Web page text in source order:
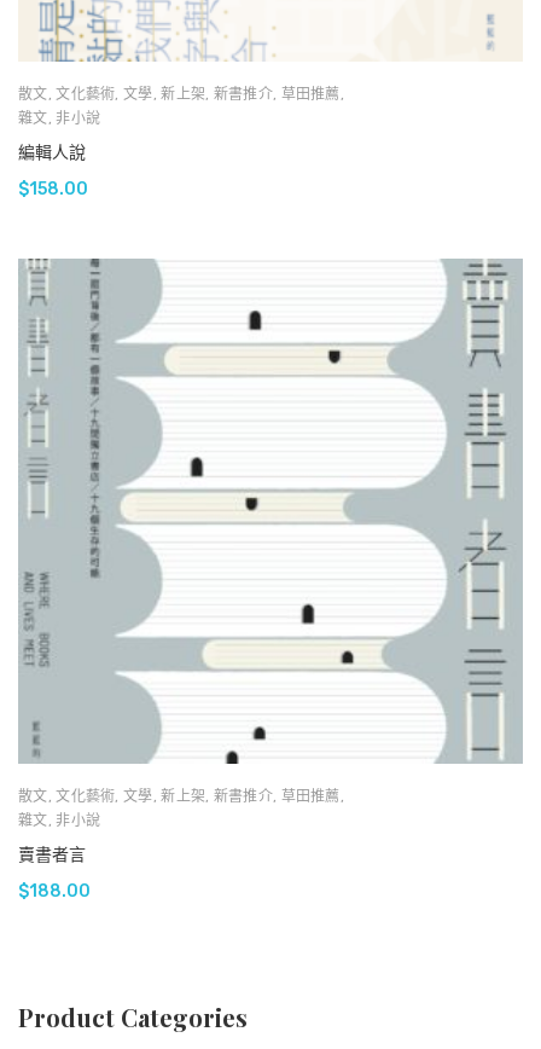
散文,文化藝術,文學,新上架, 新書推介, 草田推薦 ,
雜文,非小說
編輯人說
$158.00
散文,文化藝術,文學,新上架, 新書推介, 草田推薦 ,
雜文,非小說
賣書者言
$188.00
Product Categories